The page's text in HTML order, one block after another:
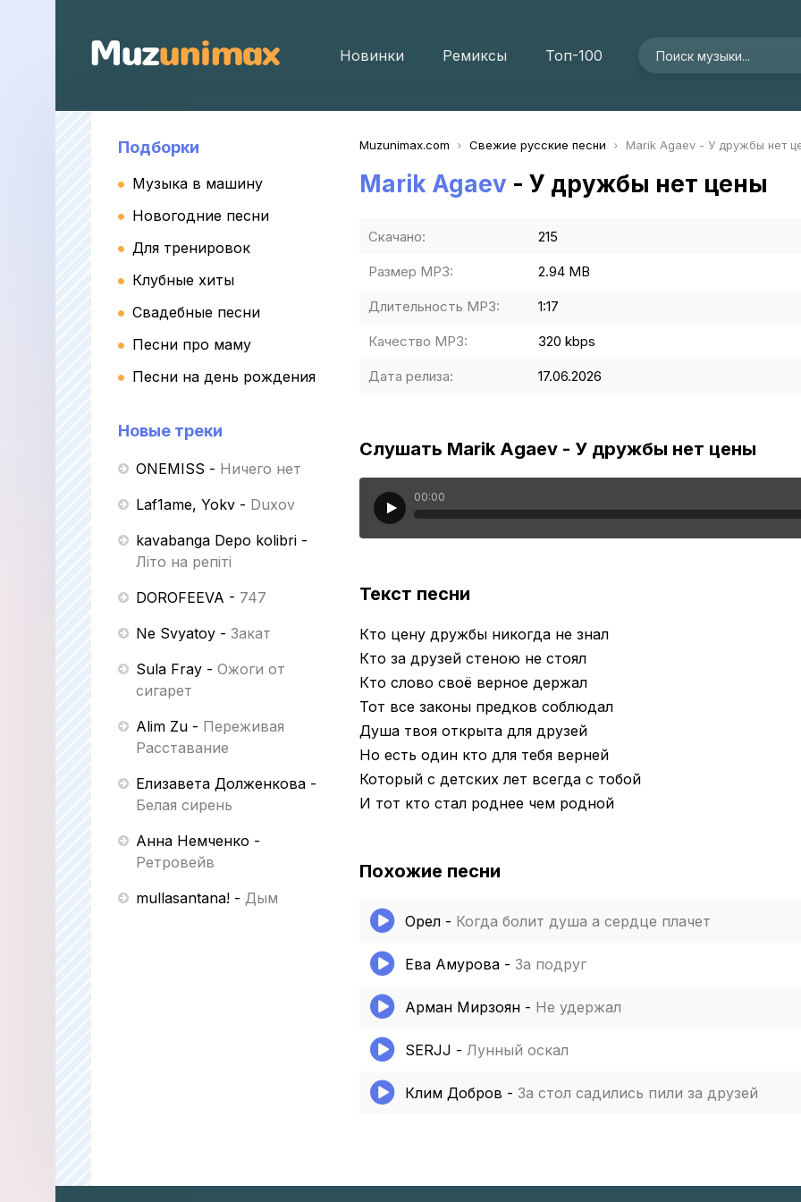
Новинки Ремиксы Топ-100
Подборки
Музыка в машину
Новогодние песни
Для тренировок
Клубные хиты
Свадебные песни
Песни про маму
Песни на день рождения
Новые треки
ONEMISS - Ничего нет
Laf1ame, Yokv - Duxov
kavabanga Depo kolibri -
Літо на репіті
DOROFEEVA - 747
Ne Svyatoy - Закат
Sula Fray - Ожоги от
сигарет
Alim Zu - Переживая
Расставание
Елизавета Долженкова -
Белая сирень
Анна Немченко -
Ретровейв
mullasantana! - Дым
Muzunimax.com Свежие русские песни Marik Agaev - У дружбы нет
Marik Agaev - У дружбы нет цены
Скачано: 215
Размер MP3: 2.94 MB
Длительность MP3: 1:17
Качество MP3: 320 kbps
Дата релиза: 17.06.2026
Слушать Marik Agaev - У дружбы нет цены
00:00
Текст песни
Кто цену дружбы никогда не знал
Кто за друзей стеною не стоял
Кто слово своё верное держал
Тот все законы предков соблюдал
Душа твоя открыта для друзей
Но есть один кто для тебя верней
Который с детских лет всегда с тобой
И тот кто стал роднее чем родной
Похожие песни
Орел - Когда болит душа а сердце плачет
Ева Амурова - За подруг
Арман Мирзоян - Не удержал
SERJJ - Лунный оскал
Клим Добров - За стол садились пили за друзей